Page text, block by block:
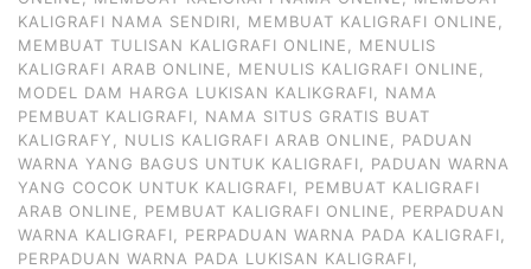
KALIGRAFI NAMA SENDIRI
MEMBUAT KALIGRAFI ONLINE
MEMBUAT TULISAN KALIGRAFI ONLINE
MENULIS
KALIGRAFI ARAB ONLINE
MENULIS KALIGRAFI ONLINE
MODEL DAM HARGA LUKISAN KALIKGRAFI
NAMA
PEMBUAT KALIGRAFI
NAMA SITUS GRATIS BUAT
KALIGRAFY
NULIS KALIGRAFI ARAB ONLINE
PADUAN
WARNA YANG BAGUS UNTUK KALIGRAFI
PADUAN WARNA
YANG COCOK UNTUK KALIGRAFI
PEMBUAT KALIGRAFI
ARAB ONLINE
PEMBUAT KALIGRAFI ONLINE
PERPADUAN
WARNA KALIGRAFI
PERPADUAN WARNA PADA KALIGRAFI
PERPADUAN WARNA PADA LUKISAN KALIGRAFI